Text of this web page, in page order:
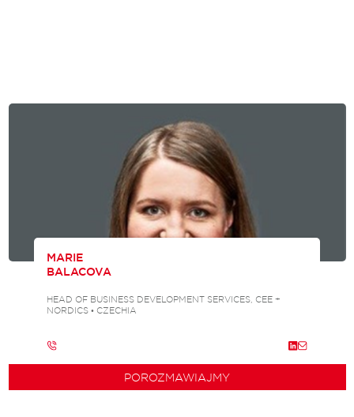
MARIE
BALACOVA
HEAD OF BUSINESS DEVELOPMENT SERVICES, CEE +
NORDICS • CZECHIA
POROZMAWIAJMY